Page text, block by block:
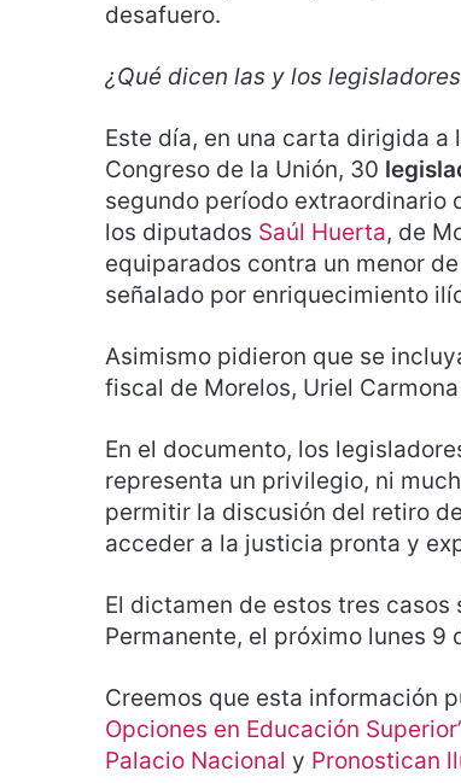
desafuero.
¿Qué dicen las y los
Este día, en una carta dirigida a
Congreso de la Unión, 30
segundo período extraordinario
los diputados Saúl Huerta, de
equiparados contra un menor
señalado por enriquecimiento
Asimismo pidieron que se
fiscal de Morelos, Uriel
En el documento, los
representa un privilegio, ni
permitir la discusión del retiro
acceder a la justicia pronta y
El dictamen de estos tres
Permanente, el próximo lunes 9
Creemos que esta información
Opciones en Educación
Palacio Nacional y Pronostican